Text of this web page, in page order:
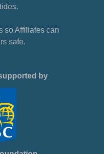
so Affiliates can
safe.
by